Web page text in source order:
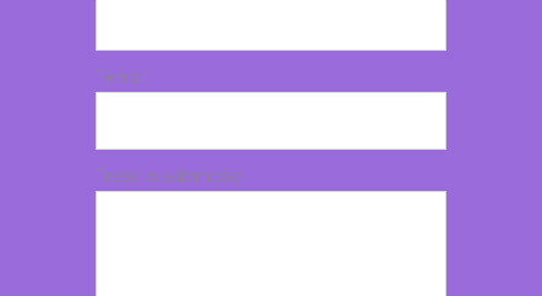
Temat
Treść wiadomości